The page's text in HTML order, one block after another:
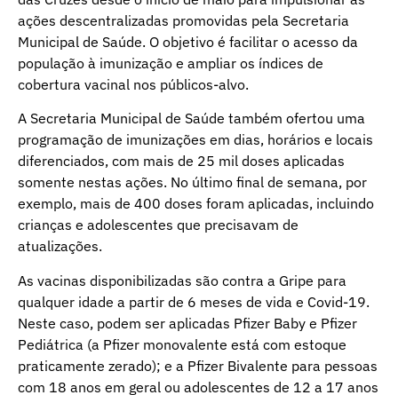
ações descentralizadas promovidas pela Secretaria
Municipal de Saúde. O objetivo é facilitar o acesso da
população à imunização e ampliar os índices de
cobertura vacinal nos públicos-alvo.
A Secretaria Municipal de Saúde também ofertou uma
programação de imunizações em dias, horários e locais
diferenciados, com mais de 25 mil doses aplicadas
somente nestas ações. No último final de semana, por
exemplo, mais de 400 doses foram aplicadas, incluindo
crianças e adolescentes que precisavam de
atualizações.
As vacinas disponibilizadas são contra a Gripe para
qualquer idade a partir de 6 meses de vida e Covid-19.
Neste caso, podem ser aplicadas Pfizer Baby e Pfizer
Pediátrica (a Pfizer monovalente está com estoque
praticamente zerado); e a Pfizer Bivalente para pessoas
com 18 anos em geral ou adolescentes de 12 a 17 anos